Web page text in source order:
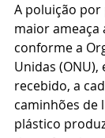
A poluição por
maior ameaça
conforme a
Unidas (ONU),
recebido, a
caminhões de
plástico